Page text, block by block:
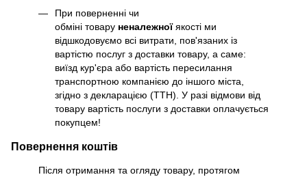
При поверненні чи
обміні товару неналежноїякості ми
відшкодовуємо всі витрати, пов'язаних із
вартістю послуг з доставки товару, а саме:
виїзд кур'єра або вартість пересилання
транспортною компанією до іншого міста,
згідно з декларацією (ТТН). У разі відмови від
товару вартість послуги з доставки оплачується
покупцем!
Повернення коштів
Після отримання та огляду товару, протягом